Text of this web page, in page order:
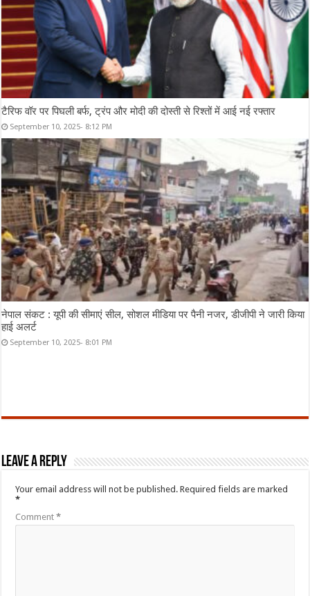
टैरिफ वॉर पर पिघली बर्फ, ट्रंप और मोदी की दोस्ती से रिश्तों में आई नई रफ्तार
September 10, 2025- 8:12 PM
नेपाल संकट : यूपी की सीमाएं सील, सोशल मीडिया पर पैनी नजर, डीजीपी ने जारी किया
हाई अलर्ट
September 10, 2025- 8:01 PM
Leave a Reply
Your email address will not be published. Required fields are marked
*
Comment*